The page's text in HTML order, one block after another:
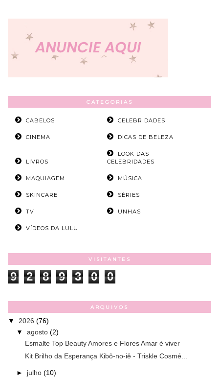
CATEGORIAS
CABELOS CELEBRIDADES
CINEMA DICAS DE BELEZA
LIVROS
LOOK DAS
CELEBRIDADES
MAQUIAGEM MÚSICA
SKINCARE SÉRIES
TV UNHAS
VÍDEOS DA LULU
VISITANTES
9 2 8 9 3 0 0
ARQUIVOS
▼ 2026 (76)
▼ agosto (2)
Esmalte Top Beauty Amores e Flores Amar é viver
Kit Brilho da Esperança Kibô-no-iê - Triskle Cosmé...
► julho (10)